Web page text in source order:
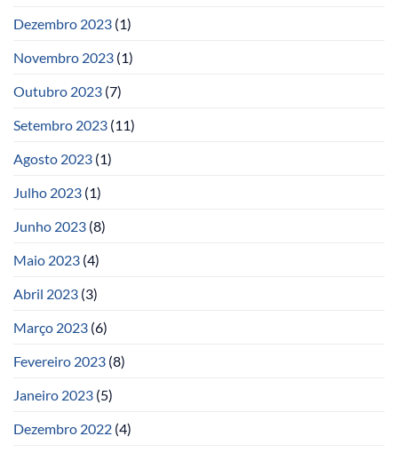
Dezembro 2023 (1)
Novembro 2023 (1)
Outubro 2023 (7)
Setembro 2023 (11)
Agosto 2023 (1)
Julho 2023 (1)
Junho 2023 (8)
Maio 2023 (4)
Abril 2023 (3)
Março 2023 (6)
Fevereiro 2023 (8)
Janeiro 2023 (5)
Dezembro 2022 (4)